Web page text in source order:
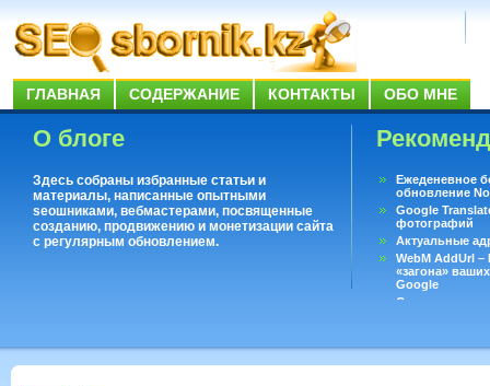
ГЛАВНАЯ СОДЕРЖАНИЕ КОНТАКТЫ ОБО МНЕ
О блоге
Здесь собраны избранные статьи и
материалы, написанные опытными
seoшниками, вебмастерами, посвященные
созданию, продвижению и монетизации сайта
с регулярным обновлением.
Ежеденевное
обновление
Google
фотографий
Актуальные
WebM AddUrl
«загона»
Google
Существует